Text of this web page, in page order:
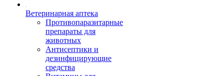
Ветеринарная аптека
Противопаразитарные
препараты для
животных
Антисептики и
дезинфицирующие
средства